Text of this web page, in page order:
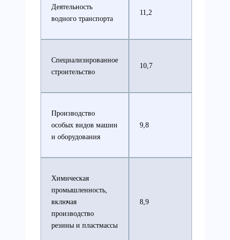
Деятельность
водного транспорта
11,2
Специализированное
строительство
10,7
Производство
особых видов машин
и оборудования
9,8
Химическая
промышленность,
включая
производство
резины и пластмассы
8,9